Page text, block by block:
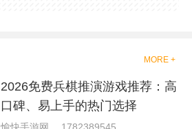
够去进行体验的，我们也是能够
就是收集了一些有意思的拳击游
戏，相信你们一定会喜欢的。
MORE +
2026免费兵棋推演游戏推荐：高
口碑、易上手的热门选择